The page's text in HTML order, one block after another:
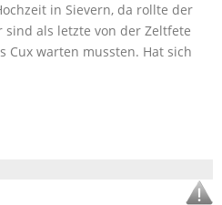
in Sievern, da rollte der
als letzte von der Zeltfete
Cux warten mussten. Hat sich